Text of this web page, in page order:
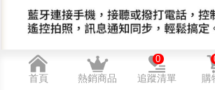
首頁 熱銷商品 追蹤清單
0
購